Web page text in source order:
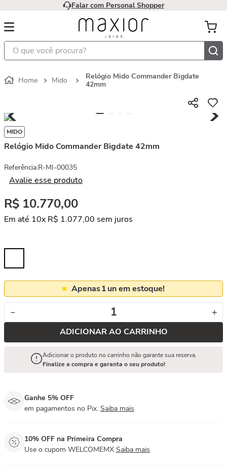
Falar com Personal Shopper
O que você procura?
Mido
Relógio Mido Commander Bigdate
42mm
MIDO
Relógio Mido Commander Bigdate 42mm
Referência:R-MI-00035
Avalie esse produto
R$ 10.770,00
Em até 10x R$ 1.077,00 sem juros
Apenas1un em estoque!
＋
－
ADICIONAR AO CARRINHO
Adicionar o produto no carrinho não garante sua reserva.
Finalize a compra e garanta o seu produto!
Ganhe 5% OFF
em pagamentos no Pix. Saiba mais
10% OFF na Primeira Compra
Use o cupom WELCOMEMX Saiba mais